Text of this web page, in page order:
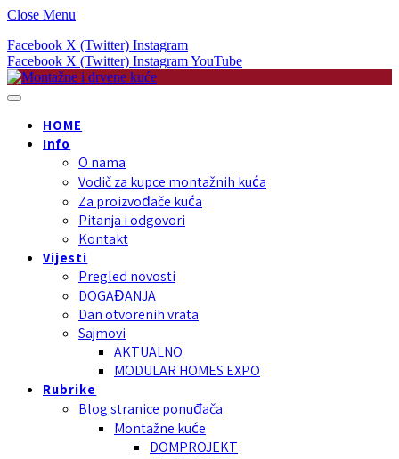
Close Menu
Facebook X (Twitter) Instagram
Facebook X (Twitter) InstagramYouTube
HOME
Info
O nama
Vodič za kupce montažnih kuća
Za proizvođače kuća
Pitanja i odgovori
Kontakt
Vijesti
Pregled novosti
DOGAĐANJA
Dan otvorenih vrata
Sajmovi
AKTUALNO
MODULAR HOMES EXPO
Rubrike
Blog stranice ponuđača
Montažne kuće
DOMPROJEKT